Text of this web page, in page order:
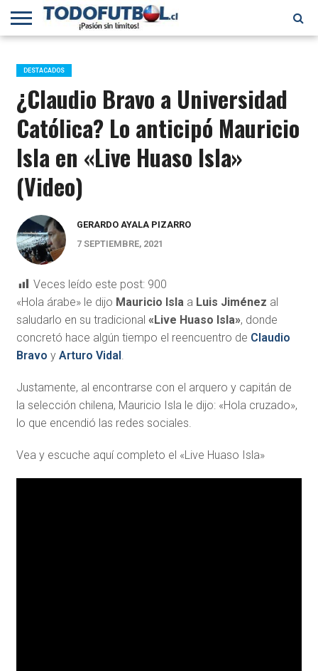
PRIMERA
B
SELECCIÓN
CHILENA
CHILENOS
EN EL
MUNDO
FÚTBOL
INTERNACIONAL
DESTACADOS
¿Claudio Bravo a Universidad
Católica? Lo anticipó Mauricio
Isla en «Live Huaso Isla»
(Video)
GERARDO AYALA PIZARRO
7 SEPTIEMBRE, 2021
Veces leído este post: 900
«Hola árabe» le dijo Mauricio Islaa Luis Jiménez al
saludarlo en su tradicional «Live Huaso Isla», donde
concretó hace algún tiempo el reencuentro de Claudio
Bravo y Arturo Vidal.
Justamente, al encontrarse con el arquero y capitán de
la selección chilena, Mauricio Isla le dijo: «Hola cruzado»,
lo que encendió las redes sociales.
Vea y escuche aquí completo el «Live Huaso Isla»